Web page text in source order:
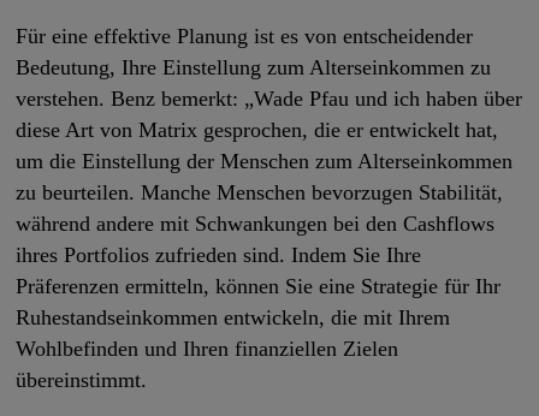
Für eine effektive Planung ist es von entscheidender
Bedeutung, Ihre Einstellung zum Alterseinkommen zu
verstehen. Benz bemerkt: „Wade Pfau und ich haben über
diese Art von Matrix gesprochen, die er entwickelt hat,
um die Einstellung der Menschen zum Alterseinkommen
zu beurteilen. Manche Menschen bevorzugen Stabilität,
während andere mit Schwankungen bei den Cashflows
ihres Portfolios zufrieden sind. Indem Sie Ihre
Präferenzen ermitteln, können Sie eine Strategie für Ihr
Ruhestandseinkommen entwickeln, die mit Ihrem
Wohlbefinden und Ihren finanziellen Zielen
übereinstimmt.